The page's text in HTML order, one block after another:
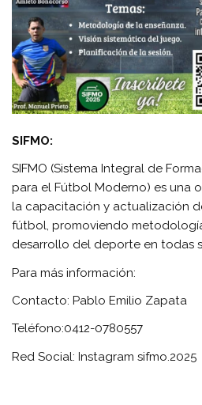
SIFMO:
SIFMO (Sistema Integral de
para el Fútbol Moderno) es una
la capacitación y actualización
fútbol, promoviendo
desarrollo del deporte en todas
Para más información:
Contacto: Pablo Emilio Zapata
Teléfono:0412-0780557
Red Social: Instagram sifmo.2025